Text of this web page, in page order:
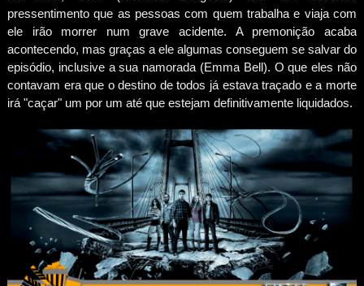
pressentimento que as pessoas com quem trabalha e viaja com
ele irão morrer num grave acidente. A premonição acaba
acontecendo, mas graças a ele algumas conseguem se salvar do
episódio, inclusive a sua namorada (Emma Bell). O que eles não
contavam era que o destino de todos já estava traçado e a morte
irá "caçar" um por um até que estejam definitivamente liquidados.